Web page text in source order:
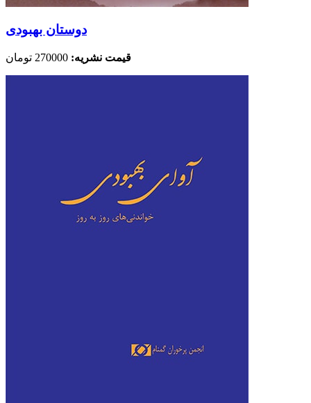
دوستان بهبودی
قیمت نشریه: